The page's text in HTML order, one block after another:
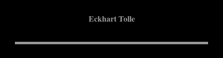
Eckhart Tolle